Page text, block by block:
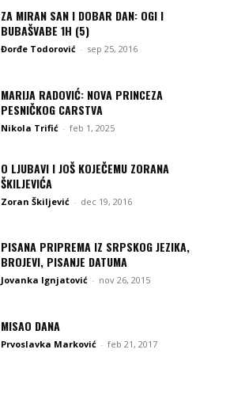
ZA MIRAN SAN I DOBAR DAN: OGI I
BUBAŠVABE 1H (5)
Đorđe Todorović - sep 25, 2016
MARIJA RADOVIĆ: NOVA PRINCEZA
PESNIČKOG CARSTVA
Nikola Trifić - feb 1, 2025
O LJUBAVI I JOŠ KOJEČEMU ZORANA
ŠKILJEVIĆA
Zoran Škiljević - dec 19, 2016
PISANA PRIPREMA IZ SRPSKOG JEZIKA,
BROJEVI, PISANJE DATUMA
Jovanka Ignjatović - nov 26, 2015
MISAO DANA
Prvoslavka Marković - feb 21, 2017